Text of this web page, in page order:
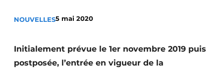
NOUVELLES5 mai 2020
Initialement prévue le 1er novembre 2019 puis
postposée, l’entrée en vigueur de la